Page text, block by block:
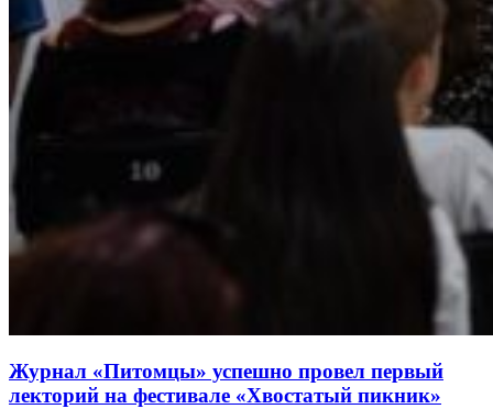
Журнал «Питомцы» успешно провел первый
лекторий на фестивале «Хвостатый пикник»